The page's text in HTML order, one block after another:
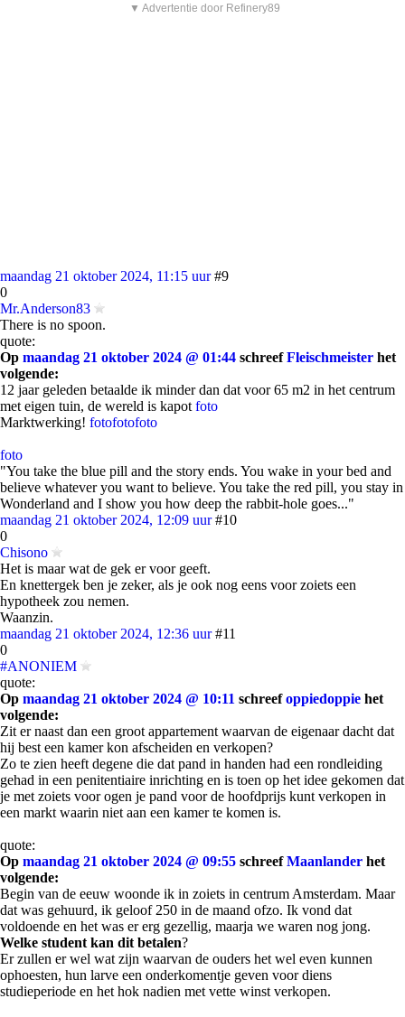
▼ Advertentie door Refinery89
maandag 21 oktober 2024, 11:15 uur #9
0
Mr.Anderson83
There is no spoon.
quote:
Op maandag 21 oktober 2024 @ 01:44 schreefFleischmeister het
volgende:
12 jaar geleden betaalde ik minder dan dat voor 65 m2 in het centrum
met eigen tuin, de wereld is kapot foto
Marktwerking! fotofotofoto
foto
"You take the blue pill and the story ends. You wake in your bed and
believe whatever you want to believe. You take the red pill, you stay in
Wonderland and I show you how deep the rabbit-hole goes..."
maandag 21 oktober 2024, 12:09 uur #10
0
Chisono
Het is maar wat de gek er voor geeft.
En knettergek ben je zeker, als je ook nog eens voor zoiets een
hypotheek zou nemen.
Waanzin.
maandag 21 oktober 2024, 12:36 uur #11
0
#ANONIEM
quote:
Op maandag 21 oktober 2024 @ 10:11 schreefoppiedoppie het
volgende:
Zit er naast dan een groot appartement waarvan de eigenaar dacht dat
hij best een kamer kon afscheiden en verkopen?
Zo te zien heeft degene die dat pand in handen had een rondleiding
gehad in een penitentiaire inrichting en is toen op het idee gekomen dat
je met zoiets voor ogen je pand voor de hoofdprijs kunt verkopen in
een markt waarin niet aan een kamer te komen is.
quote:
Op maandag 21 oktober 2024 @ 09:55 schreefMaanlander het
volgende:
Begin van de eeuw woonde ik in zoiets in centrum Amsterdam. Maar
dat was gehuurd, ik geloof 250 in de maand ofzo. Ik vond dat
voldoende en het was er erg gezellig, maarja we waren nog jong.
Welke student kan dit betalen?
Er zullen er wel wat zijn waarvan de ouders het wel even kunnen
ophoesten, hun larve een onderkomentje geven voor diens
studieperiode en het hok nadien met vette winst verkopen.